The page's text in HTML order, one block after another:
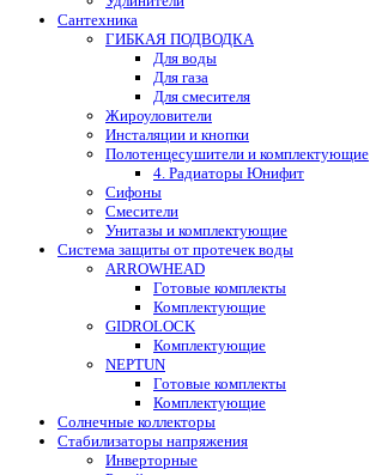
Сантехника
ГИБКАЯ ПОДВОДКА
Для воды
Для газа
Для смесителя
Жироуловители
Инсталяции и кнопки
Полотенцесушители и комплектующие
4. Радиаторы Юнифит
Сифоны
Смесители
Унитазы и комплектующие
Система защиты от протечек воды
ARROWHEAD
Готовые комплекты
Комплектующие
GIDROLOCK
Комплектующие
NEPTUN
Готовые комплекты
Комплектующие
Солнечные коллекторы
Стабилизаторы напряжения
Инверторные